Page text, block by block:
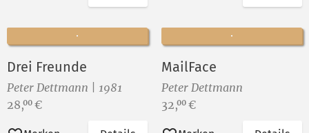
Drei Freunde
Peter Dettmann | 1981
Preis:
28,00 €
MailFace
Peter Dettmann
Preis:
32,00 €